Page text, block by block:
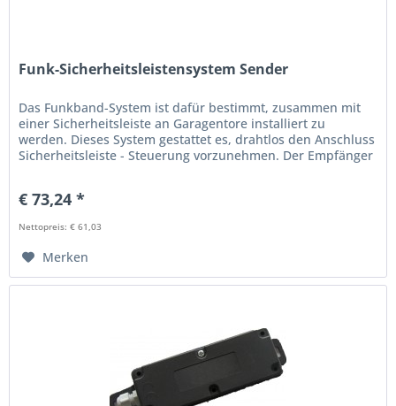
Funk-Sicherheitsleistensystem Sender
Das Funkband-System ist dafür bestimmt, zusammen mit
einer Sicherheitsleiste an Garagentore installiert zu
werden. Dieses System gestattet es, drahtlos den Anschluss
Sicherheitsleiste - Steuerung vorzunehmen. Der Empfänger
€ 73,24 *
Nettopreis: € 61,03
Merken